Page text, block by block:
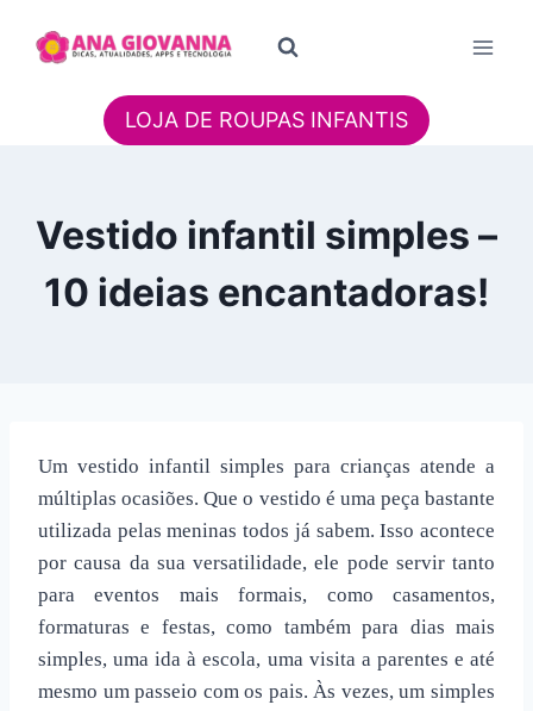
para
LOJA DE ROUPAS INFANTIS
Vestido infantil simples –
10 ideias encantadoras!
Um vestido infantil simples para crianças atende a
múltiplas ocasiões. Que o vestido é uma peça bastante
utilizada pelas meninas todos já sabem. Isso acontece
por causa da sua versatilidade, ele pode servir tanto
para eventos mais formais, como casamentos,
formaturas e festas, como também para dias mais
simples, uma ida à escola, uma visita a parentes e até
mesmo um passeio com os pais. Às vezes, um simples